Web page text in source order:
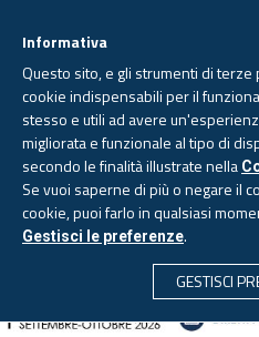
CERCA
Sabato, 8 agosto 2026 -
Informativa
Questo sito, e gli strumenti di terze
cookie indispensabili per il
stesso e utili ad avere
migliorata e funzionale al tipo di
secondo le finalità illustrate nella
Se vuoi saperne di più o negare il
cookie, puoi farlo in qualsiasi
Gestisci le preferenze.
GESTISCI